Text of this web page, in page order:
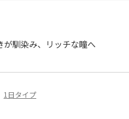
馴染み、リッチな瞳へ
1日タイプ